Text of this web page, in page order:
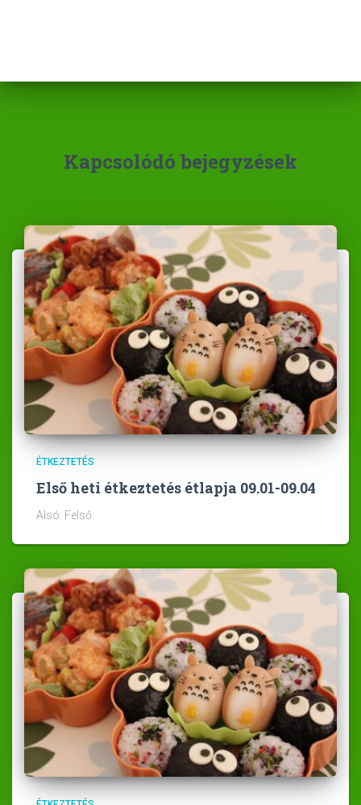
Kapcsolódó bejegyzések
ÉTKEZTETÉS
Első heti étkeztetés étlapja 09.01-09.04
Alsó: Felső: